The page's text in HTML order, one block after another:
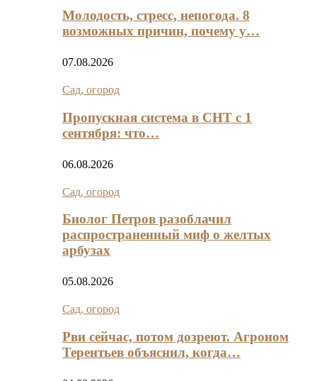
Молодость, стресс, непогода. 8
возможных причин, почему у…
07.08.2026
Сад, огород
Пропускная система в СНТ с 1
сентября: что…
06.08.2026
Сад, огород
Биолог Петров разоблачил
распространенный миф о желтых
арбузах
05.08.2026
Сад, огород
Рви сейчас, потом дозреют. Агроном
Терентьев объяснил, когда…